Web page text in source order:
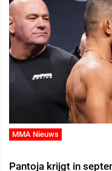
MMA Nieuws
Pantoja krijgt in